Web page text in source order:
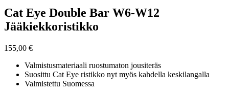
Cat Eye Double Bar W6-W12
Jääkiekkoristikko
155,00 €
Valmistusmateriaali ruostumaton jousiteräs
Suosittu Cat Eye ristikko nyt myös kahdella keskilangalla
Valmistettu Suomessa